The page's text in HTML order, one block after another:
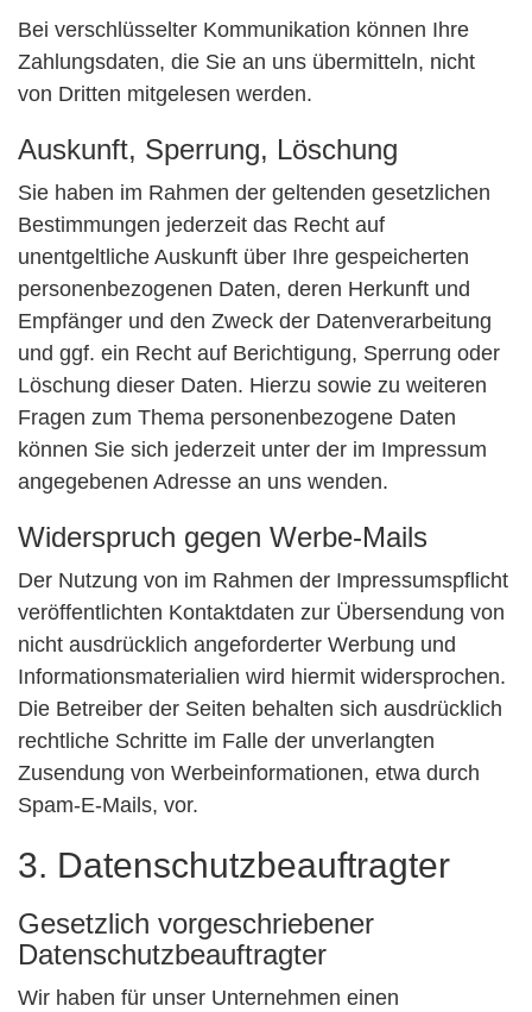
Bei verschlüsselter Kommunikation können Ihre
Zahlungsdaten, die Sie an uns übermitteln, nicht
von Dritten mitgelesen werden.
Auskunft, Sperrung, Löschung
Sie haben im Rahmen der geltenden gesetzlichen
Bestimmungen jederzeit das Recht auf
unentgeltliche Auskunft über Ihre gespeicherten
personenbezogenen Daten, deren Herkunft und
Empfänger und den Zweck der Datenverarbeitung
und ggf. ein Recht auf Berichtigung, Sperrung oder
Löschung dieser Daten. Hierzu sowie zu weiteren
Fragen zum Thema personenbezogene Daten
können Sie sich jederzeit unter der im Impressum
angegebenen Adresse an uns wenden.
Widerspruch gegen Werbe-Mails
Der Nutzung von im Rahmen der Impressumspflicht
veröffentlichten Kontaktdaten zur Übersendung von
nicht ausdrücklich angeforderter Werbung und
Informationsmaterialien wird hiermit widersprochen.
Die Betreiber der Seiten behalten sich ausdrücklich
rechtliche Schritte im Falle der unverlangten
Zusendung von Werbeinformationen, etwa durch
Spam-E-Mails, vor.
3. Datenschutzbeauftragter
Gesetzlich vorgeschriebener
Datenschutzbeauftragter
Wir haben für unser Unternehmen einen